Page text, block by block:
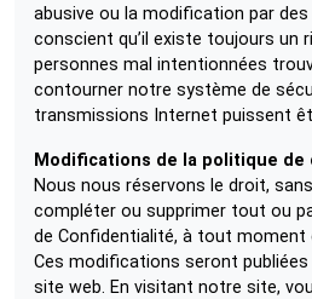
abusive ou la modification par
conscient qu’il existe toujours un
personnes mal intentionnées
contourner notre système de
transmissions Internet puissent
Modifications de la politique
Nous nous réservons le droit,
compléter ou supprimer tout ou
de Confidentialité, à tout moment
Ces modifications seront
site web. En visitant notre site,